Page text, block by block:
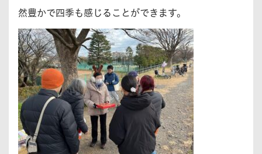
然豊かで四季も感じることができます。